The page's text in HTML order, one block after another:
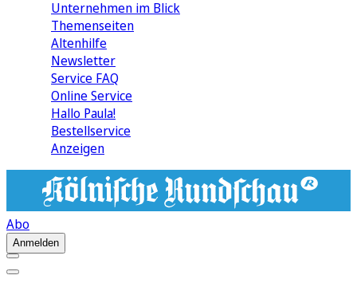
Unternehmen im Blick
Themenseiten
Altenhilfe
Newsletter
Service FAQ
Online Service
Hallo Paula!
Bestellservice
Anzeigen
Abo
Anmelden